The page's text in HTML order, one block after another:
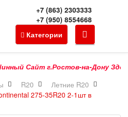
+7 (863) 2303333
+7 (950) 8554668
Категории
Сайт г.Ростов-на-Дону
R20
Летние R20
275-35R20 2-1шт в